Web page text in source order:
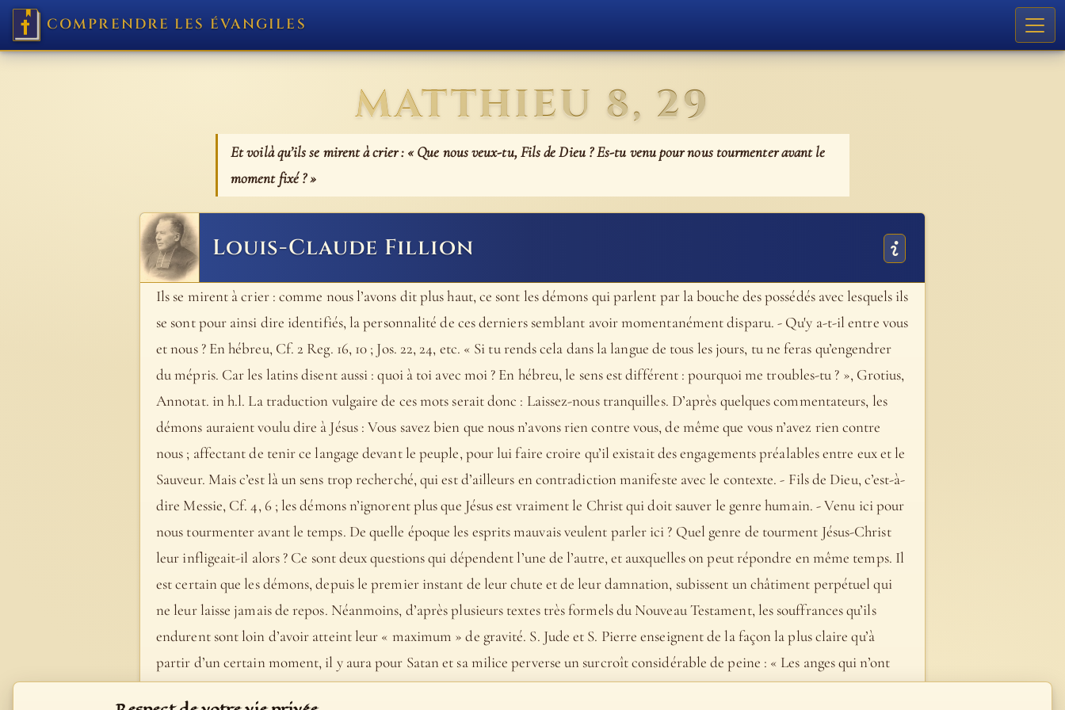
COMPRENDRE LES ÉVANGILES
MATTHIEU 8, 29
Et voilà qu’ils se mirent à crier : « Que nous veux-tu, Fils de Dieu ? Es-tu venu pour nous tourmenter avant le
moment fixé ? »
Louis-Claude Fillion
Ils se mirent à crier : comme nous l’avons dit plus haut, ce sont les démons qui parlent par la bouche des possédés avec lesquels ils
se sont pour ainsi dire identifiés, la personnalité de ces derniers semblant avoir momentanément disparu. - Qu'y a-t-il entre vous
et nous ? En hébreu, Cf. 2 Reg. 16, 10 ; Jos. 22, 24, etc. « Si tu rends cela dans la langue de tous les jours, tu ne feras qu’engendrer
du mépris. Car les latins disent aussi : quoi à toi avec moi ? En hébreu, le sens est différent : pourquoi me troubles-tu ? », Grotius,
Annotat. in h.l. La traduction vulgaire de ces mots serait donc : Laissez-nous tranquilles. D’après quelques commentateurs, les
démons auraient voulu dire à Jésus : Vous savez bien que nous n’avons rien contre vous, de même que vous n’avez rien contre
nous ; affectant de tenir ce langage devant le peuple, pour lui faire croire qu’il existait des engagements préalables entre eux et le
Sauveur. Mais c’est là un sens trop recherché, qui est d’ailleurs en contradiction manifeste avec le contexte. - Fils de Dieu, c’est-à-
dire Messie, Cf. 4, 6 ; les démons n’ignorent plus que Jésus est vraiment le Christ qui doit sauver le genre humain. - Venu ici pour
nous tourmenter avant le temps. De quelle époque les esprits mauvais veulent parler ici ? Quel genre de tourment Jésus-Christ
leur infligeait-il alors ? Ce sont deux questions qui dépendent l’une de l’autre, et auxquelles on peut répondre en même temps. Il
est certain que les démons, depuis le premier instant de leur chute et de leur damnation, subissent un châtiment perpétuel qui
ne leur laisse jamais de repos. Néanmoins, d’après plusieurs textes très formels du Nouveau Testament, les souffrances qu’ils
endurent sont loin d’avoir atteint leur « maximum » de gravité. S. Jude et S. Pierre enseignent de la façon la plus claire qu’à
partir d’un certain moment, il y aura pour Satan et sa milice perverse un surcroît considérable de peine : « Les anges qui n’ont
pas conservé leur rang mais qui ont abandonné leurs domiciles, Dieu les a réservés pour le jugement du dernier jour, enchaînés